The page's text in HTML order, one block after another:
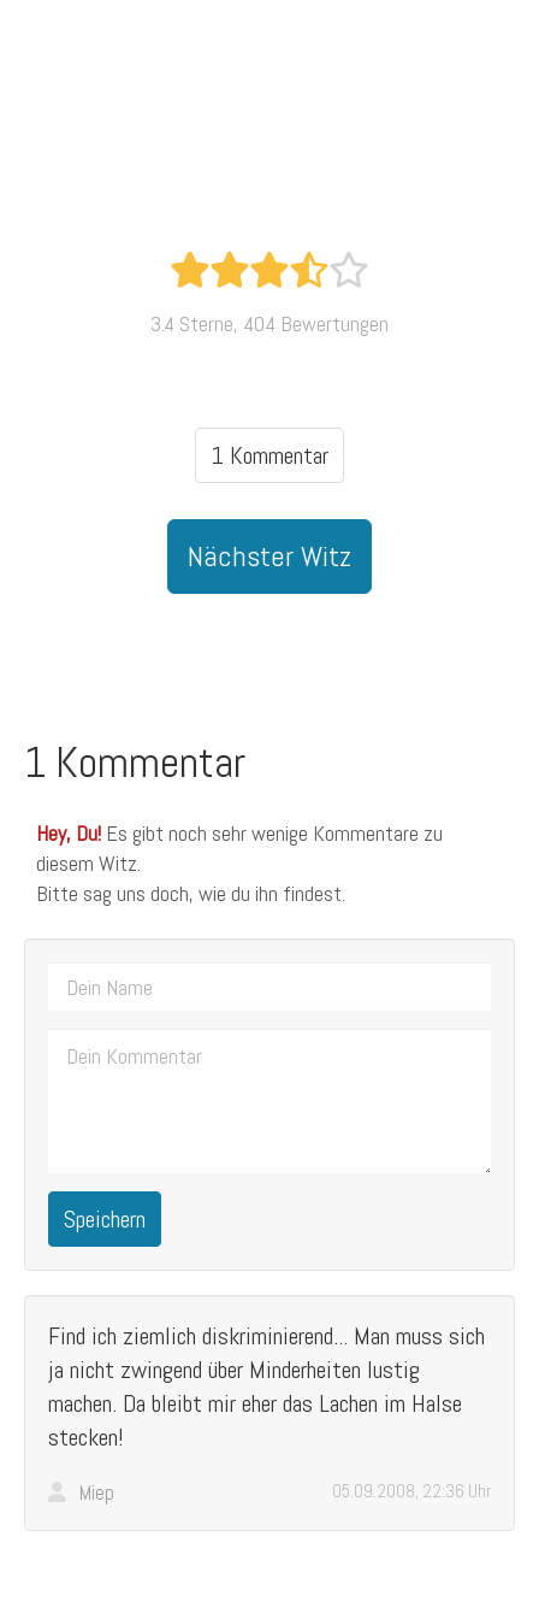
3.4 Sterne, 404 Bewertungen
1 Kommentar
Nächster Witz
1 Kommentar
Hey, Du! Es gibt noch sehr wenige Kommentare zu
diesem Witz.
Bitte sag uns doch, wie du ihn findest.
Speichern
Find ich ziemlich diskriminierend... Man muss sich
ja nicht zwingend über Minderheiten lustig
machen. Da bleibt mir eher das Lachen im Halse
stecken!
Miep 05.09.2008, 22:36 Uhr